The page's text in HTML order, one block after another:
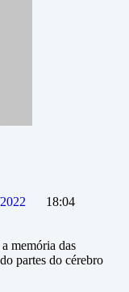
18:04
memória das
partes do cérebro